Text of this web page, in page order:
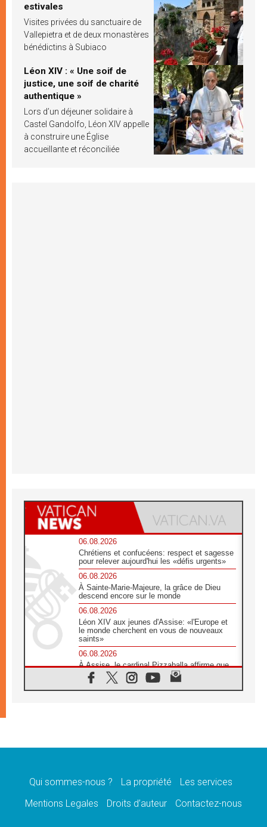
estivales
Visites privées du sanctuaire de
Vallepietra et de deux monastères
bénédictins à Subiaco
Léon XIV : « Une soif de
justice, une soif de charité
authentique »
Lors d’un déjeuner solidaire à
Castel Gandolfo, Léon XIV appelle
à construire une Église
accueillante et réconciliée
06.08.2026
Chrétiens et confucéens: respect et sagesse
pour relever aujourd'hui les «défis urgents»
06.08.2026
À Sainte-Marie-Majeure, la grâce de Dieu
descend encore sur le monde
06.08.2026
Léon XIV aux jeunes d'Assise: «l'Europe et
le monde cherchent en vous de nouveaux
saints»
06.08.2026
À Assise, le cardinal Pizzaballa affirme que
«les chrétiens veulent la paix»
06.08.2026
message de paix et de dignité humaine»
«La visite du Pape en Uruguay renforcera
Qui sommes-nous ? La propriété
Les services
Mentions Legales
Droits d’auteur Contactez-nous